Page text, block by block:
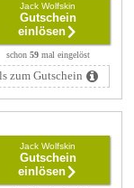
Jack Wolfskin
Gutschein
einlösen
schon 59mal eingelöst
zum Gutschein
Jack Wolfskin
Gutschein
einlösen